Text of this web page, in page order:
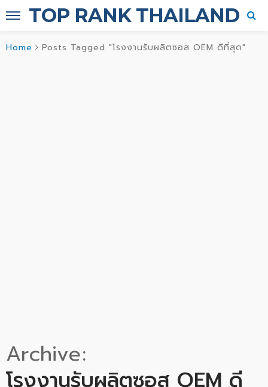
TOP RANK THAILAND
Home Posts Tagged "โรงงานรับผลิตซอส OEM ดีที่สุด"
Archive
โรงงานรับผลิตซอส OEM ดี